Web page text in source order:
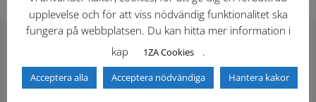
Hitta direkt
upplevelse och för att viss nödvändig funktionalitet ska
fungera på webbplatsen. Du kan hitta mer information i
kap
1ZA Cookies .
Acceptera alla Acceptera nödvändiga Hantera kakor